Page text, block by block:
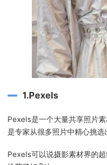
1.Pexels
Pexels是一个大量共享照片
是专家从很多照片中精心挑选
Pexels可以说摄影素材界的